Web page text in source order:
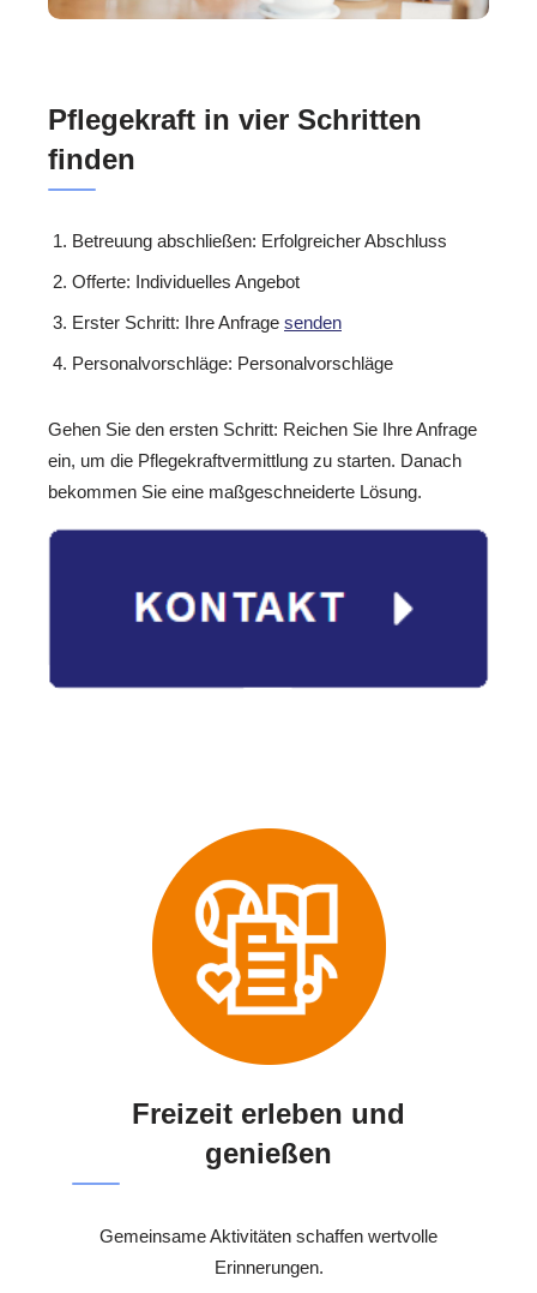
Pflegekraft in vier Schritten
finden
Betreuung abschließen: Erfolgreicher Abschluss
Offerte: Individuelles Angebot
Erster Schritt: Ihre Anfrage senden
Personalvorschläge: Personalvorschläge
Gehen Sie den ersten Schritt: Reichen Sie Ihre Anfrage
ein, um die Pflegekraftvermittlung zu starten. Danach
bekommen Sie eine maßgeschneiderte Lösung.
Freizeit erleben und
genießen
Gemeinsame Aktivitäten schaffen wertvolle
Erinnerungen.